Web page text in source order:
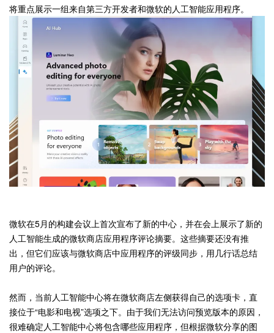
将重点展示一组来自第三方开发者和微软的人工智能应用程序。
微软在5月的构建会议上首次宣布了新的中心，并在会上展示了新的
人工智能生成的微软商店应用程序评论摘要。这些摘要还没有推
出，但它们应该与微软商店中应用程序的评级同步，用几行话总结
用户的评论。
然而，当前人工智能中心将在微软商店左侧获得自己的选项卡，直
接位于“电影和电视”选项之下。由于我们无法访问预览版本的原因，
很难确定人工智能中心将包含哪些应用程序，但根据微软分享的图